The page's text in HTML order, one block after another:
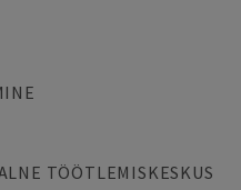
TÖÖTLEMISKESKUS